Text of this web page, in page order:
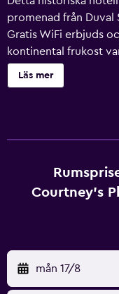
promenad från
Gratis WiFi erbjuds
kontinental frukost
rum har kabel-TV
utrustat kök och
minuters promenad.
Smathers, 3 km från
Läs mer
Courtney's
mån 17/8